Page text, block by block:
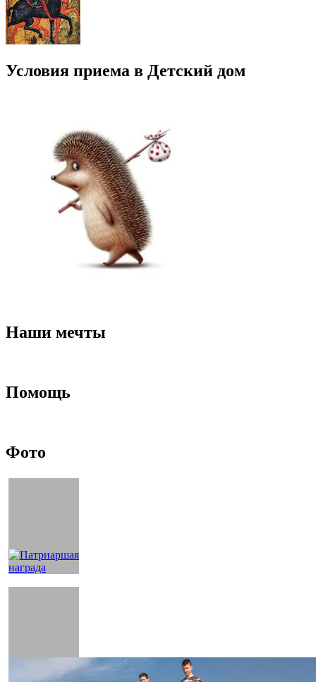
Условия приема в Детский дом
Наши мечты
Помощь
Фото